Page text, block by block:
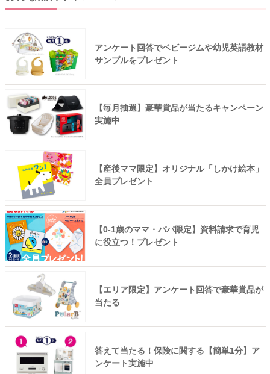
アンケート回答でベビージムや幼児英語教材
サンプルをプレゼント
【毎月抽選】豪華賞品が当たるキャンペーン
実施中
【産後ママ限定】オリジナル「しかけ絵本」
全員プレゼント
【0-1歳のママ・パパ限定】資料請求で育児
に役立つ！プレゼント
【エリア限定】アンケート回答で豪華賞品が
当たる
答えて当たる！保険に関する【簡単1分】ア
ンケート実施中